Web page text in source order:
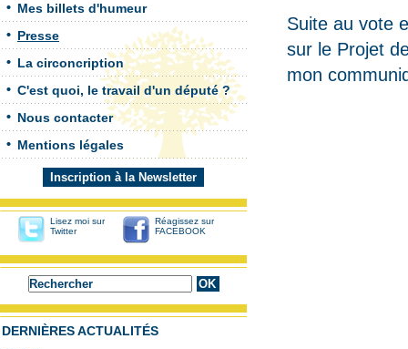
Mes billets d'humeur
Presse
La circoncription
C'est quoi, le travail d'un député ?
Nous contacter
Mentions légales
Inscription à la Newsletter
Lisez moi sur
Twitter
Réagissez sur
FACEBOOK
DERNIÈRES ACTUALITÉS
Suite au vote
sur le Projet
mon